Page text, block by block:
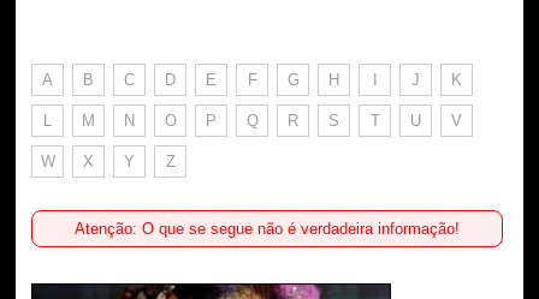
A B C D E F G H I J K
L M N O P Q R S T U V
W X Y Z
Atenção: O que se segue não é verdadeira informação!